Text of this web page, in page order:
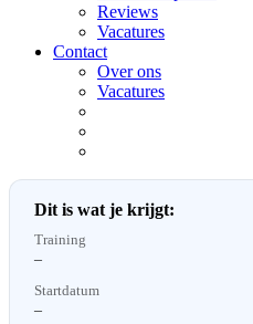
Reviews
Vacatures
Contact
Over ons
Vacatures
Dit is wat je krijgt:
Training
–
Startdatum
–